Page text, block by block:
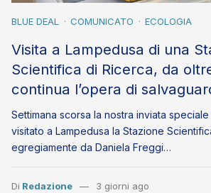
BLUE DEAL COMUNICATO ECOLOGIA
Visita a Lampedusa di una
Scientifica di Ricerca, da
continua l’opera di
Settimana scorsa la nostra inviata
visitato a Lampedusa la Stazione
egregiamente da Daniela Freggi…
Di Redazione 3 giorni ago